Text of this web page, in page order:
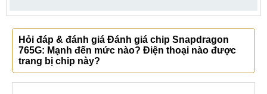
Hỏi đáp & đánh giá Đánh giá chip Snapdragon
765G: Mạnh đến mức nào? Điện thoại nào được
trang bị chip này?